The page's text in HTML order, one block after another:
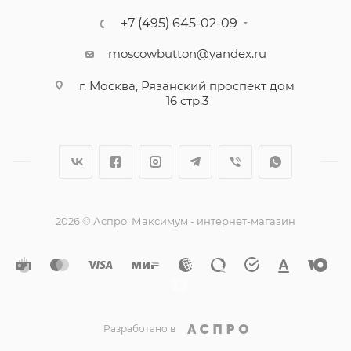
+7 (495) 645-02-09
moscowbutton@yandex.ru
г. Москва, Рязанский проспект дом
16 стр.3
2026 © Аспро: Максимум - интернет-магазин
Разработано в